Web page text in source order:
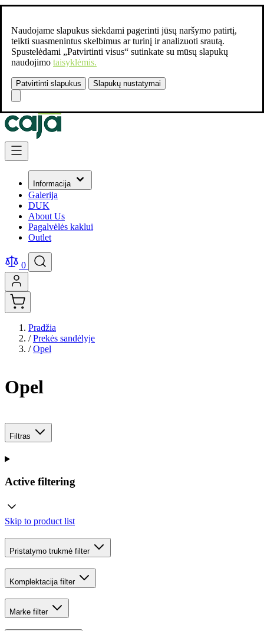
Naudojame slapukus siekdami pagerinti jūsų naršymo patirtį,
teikti suasmenintus skelbimus ar turinį ir analizuoti srautą.
Spustelėdami „Patvirtinti visus“ sutinkate su mūsų slapukų
naudojimo taisyklėmis.
Patvirtinti slapukus Slapukų nustatymai
Susisiekite:
Skip to Content
Informacija
Galerija
DUK
About Us
Pagalvėlės kaklui
Outlet
0
Pradžia
/ Prekės sandėlyje
/ Opel
Opel
Filtras
Active filtering
Skip to product list
Pristatymo trukmė filter
Komplektacija filter
Marke filter